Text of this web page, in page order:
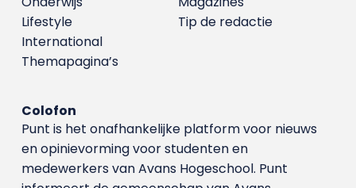
Tip de redactie
Lifestyle
International
Themapagina’s
Colofon
Punt is het onafhankelijke platform voor nieuws
en opinievorming voor studenten en
medewerkers van Avans Hoge­school. Punt